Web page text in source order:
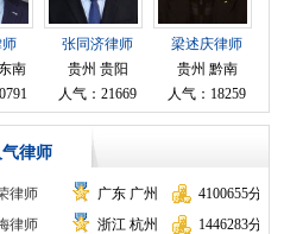
南
张同济律师
贵州 贵阳
人气：21669
梁述庆律师
贵州 黔南
人气：18259
律师
律师 广东 广州
4100655分
律师
浙江 杭州
1446283分